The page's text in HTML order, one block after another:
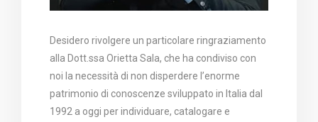
Desidero rivolgere un particolare ringraziamento
alla Dott.ssa Orietta Sala, che ha condiviso con
noi la necessità di non disperdere l’enorme
patrimonio di conoscenze sviluppato in Italia dal
1992 a oggi per individuare, catalogare e